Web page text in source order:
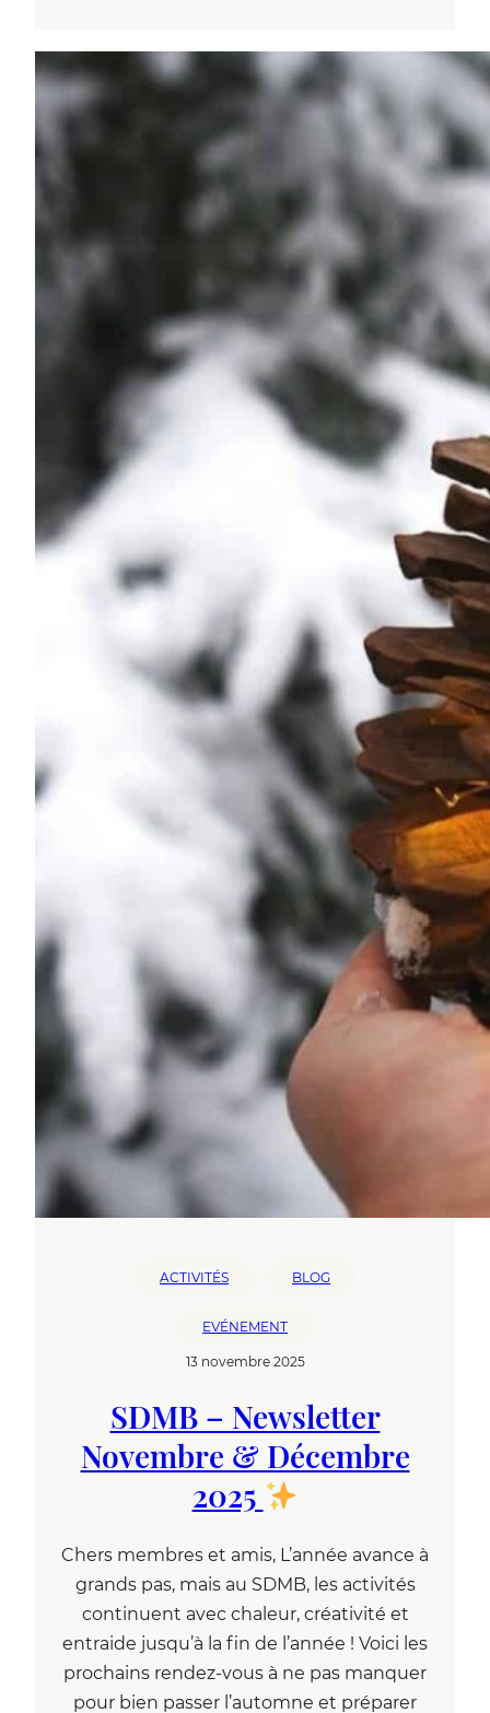
ACTIVITÉS BLOG
EVÉNEMENT
13 novembre 2025
SDMB – Newsletter
Novembre & Décembre
2025
Chers membres et amis, L’année avance à
grands pas, mais au SDMB, les activités
continuent avec chaleur, créativité et
entraide jusqu’à la fin de l’année ! Voici les
prochains rendez-vous à ne pas manquer
pour bien passer l’automne et préparer